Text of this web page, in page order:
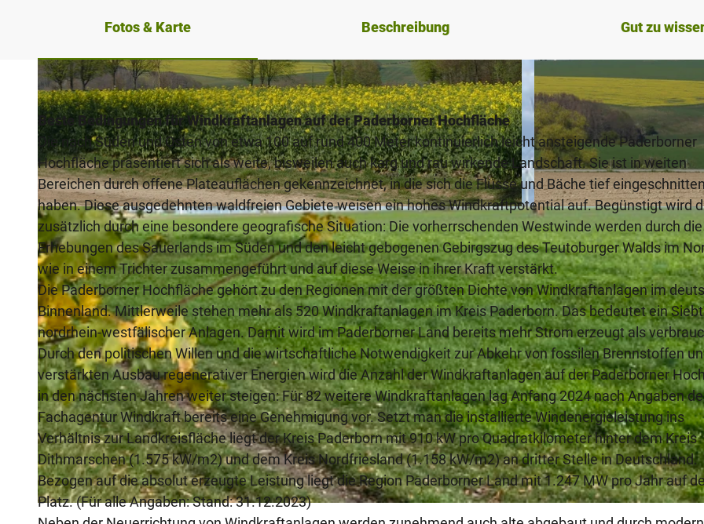
© Verkehrsverein Paderborn e.V., K. H. Schäfer |
© Verkehrsverein Paderborn e.V., K. H. Schäfer |CC-BY-SA © Verkehrsverein Paderborn e.V., K. H. Schäfer |
Fotos & Karte Beschreibung Gut zu
Beste Bedingungen für Windkraftanlagen auf der Paderborner Hochfläche
Die nach Süden und Osten von etwa 100 auf rund 400 Meter kontinuierlich leicht ansteigende Paderborner
Hochfläche präsentiert sich als weite, bisweilen auch karg und rau wirkende Landschaft. Sie ist in weiten
Bereichen durch offene Plateauflächen gekennzeichnet, in die sich die Flüsse und Bäche tief eingeschnitten
haben. Diese ausgedehnten waldfreien Gebiete weisen ein hohes Windkraftpotential auf. Begünstigt wird
zusätzlich durch eine besondere geografische Situation: Die vorherrschenden Westwinde werden durch die
Erhebungen des Sauerlands im Süden und den leicht gebogenen Gebirgszug des Teutoburger Walds im
wie in einem Trichter zusammengeführt und auf diese Weise in ihrer Kraft verstärkt.
Die Paderborner Hochfläche gehört zu den Regionen mit der größten Dichte von Windkraftanlagen im
Binnenland. Mittlerweile stehen mehr als 520 Windkraftanlagen im Kreis Paderborn. Das bedeutet ein
nordrhein-westfälischer Anlagen. Damit wird im Paderborner Land bereits mehr Strom erzeugt als
Durch den politischen Willen und die wirtschaftliche Notwendigkeit zur Abkehr von fossilen Brennstoffen
verstärkten Ausbau regenerativer Energien wird die Anzahl der Windkraftanlagen auf der Paderborner
in den nächsten Jahren weiter steigen: Für 82 weitere Windkraftanlagen lag Anfang 2024 nach Angaben
Fachagentur Windkraft bereits eine Genehmigung vor. Setzt man die installierte Windenergieleistung ins
Verhältnis zur Landkreisfläche liegt der Kreis Paderborn mit 910 kW pro Quadratkilometer hinter dem Kreis
Dithmarschen (1.575 kW/m2) und dem Kreis Nordfriesland (1.158 kW/m2) an dritter Stelle in Deutschland.
Bezogen auf die absolut erzeugte Leistung liegt die Region Paderborner Land mit 1.247 MW pro Jahr auf
Platz. (Für alle Angaben: Stand: 31.12.2023)